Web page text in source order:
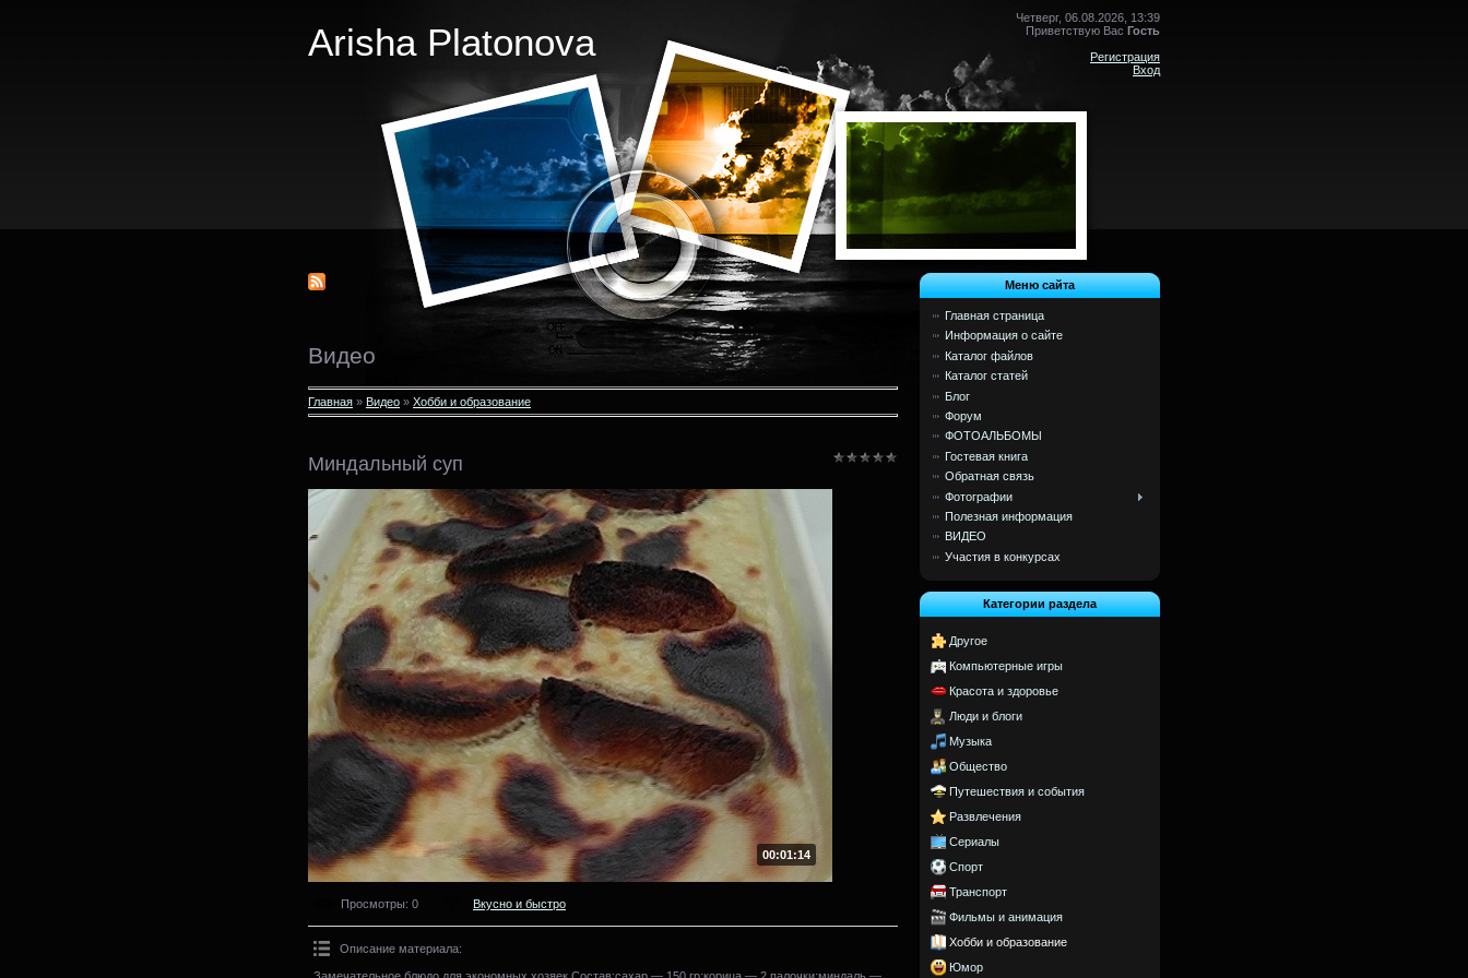
Arisha Platonova
Четверг, 06.08.2026, 13:39
Приветствую Вас Гость
Регистрация
Вход
Видео
Главная » Видео » Хобби и образование
Миндальный суп
00:01:14
Просмотры: 0 Вкусно и быстро
Описание материала:
Замечательное блюдо для экономных хозяек.Состав:сахар — 150 гр;корица — 2 палочки;миндаль —
Меню сайта
Главная страница
Информация о сайте
Каталог файлов
Каталог статей
Блог
Форум
ФОТОАЛЬБОМЫ
Гостевая книга
Обратная связь
Фотографии
Полезная информация
ВИДЕО
Участия в конкурсах
Категории раздела
Другое
Компьютерные игры
Красота и здоровье
Люди и блоги
Музыка
Общество
Путешествия и события
Развлечения
Сериалы
Спорт
Транспорт
Фильмы и анимация
Хобби и образование
Юмор